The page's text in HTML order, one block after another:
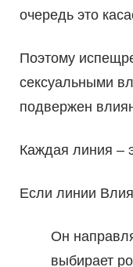
очередь это
Поэтому
сексуальными
подвержен
Каждая линия –
Если линии
Он
выбирает